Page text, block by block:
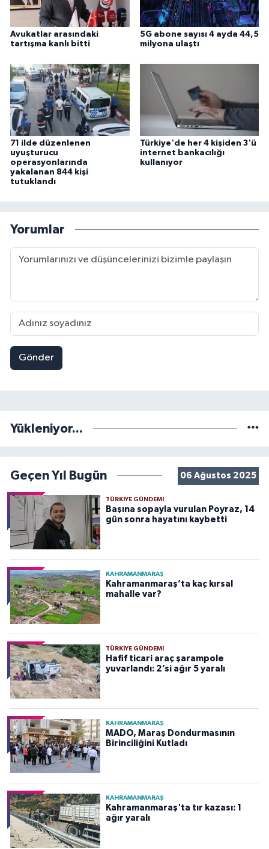
Avukatlar arasındaki
tartışma kanlı bitti
5G abone sayısı 4 ayda 44,5
milyona ulaştı
71 ilde düzenlenen
uyuşturucu
operasyonlarında
yakalanan 844 kişi
tutuklandı
Türkiye'de her 4 kişiden 3'ü
internet bankacılığı
kullanıyor
Yorumlar
Gönder
Yükleniyor...
Geçen Yıl Bugün 06 Ağustos 2025
TÜRKIYE GÜNDEMI
Başına sopayla vurulan Poyraz, 14
gün sonra hayatını kaybetti
KAHRAMANMARAŞ
Kahramanmaraş’ta kaç kırsal
mahalle var?
TÜRKIYE GÜNDEMI
Hafif ticari araç şarampole
yuvarlandı: 2’si ağır 5 yaralı
KAHRAMANMARAŞ
MADO, Maraş Dondurmasının
Birinciliğini Kutladı
KAHRAMANMARAŞ
Kahramanmaraş'ta tır kazası: 1
ağır yaralı